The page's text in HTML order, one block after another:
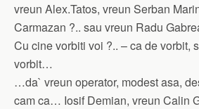
vreun Alex.Tatos, vreun Serban
Carmazan ?.. sau vreun Radu
Cu cine vorbiti voi ?.. – ca de vorbit,
vorbit…
…da` vreun operator, modest asa,
cam ca… Iosif Demian, vreun Calin